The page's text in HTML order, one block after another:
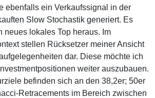
ebenfalls ein Verkaufssignal in der
Slow Stochastik generiert. Es
neues lokales Top heraus. Im
stellen Rücksetzer meiner Ansicht
dar. Diese möchte ich
weiter auszubauen.
befinden sich an den 38,2er; 50er
Retracements im Bereich zwischen